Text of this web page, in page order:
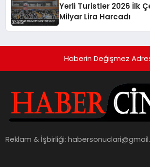
Yerli Turistler 2026 İlk
Milyar Lira Harcadı
Haberin Değişmez
Reklam & İşbirliği: